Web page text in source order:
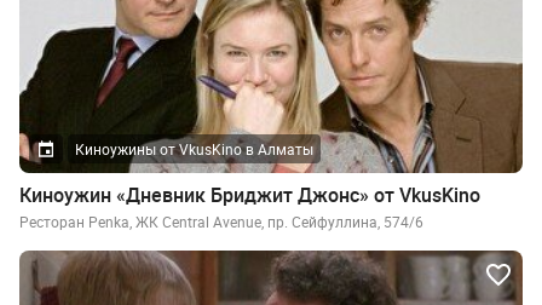
Киноужины от VkusKino в Алматы
Киноужин «Дневник Бриджит Джонс» от VkusKino
Ресторан Penka, ЖК Central Avenue, пр. Сейфуллина, 574/6